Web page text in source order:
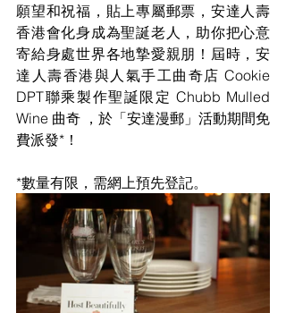
願望和祝福，貼上專屬郵票，安達人壽
香港會化身成為聖誕老人，助你把心意
寄給身處世界各地摯愛親朋！屆時，安
達人壽香港與人氣手工曲奇店 Cookie
DPT聯乘製作聖誕限定 Chubb Mulled
Wine 曲奇 ，於「安達漫郵」活動期間免
費派發*！
*數量有限，需網上預先登記。